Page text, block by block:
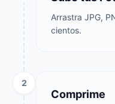
Arrastra JPG,
cientos.
2
Comprime